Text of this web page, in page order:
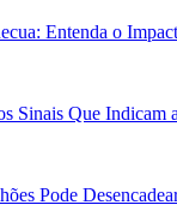
Entenda o
Sinais Que Indicam
Pode